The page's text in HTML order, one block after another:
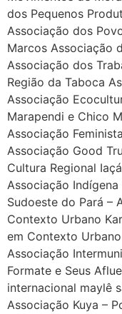
dos Pequenos
Associação dos
Marcos Associação
Associação dos
Região da Taboca
Associação
Marapendi e Chico
Associação
Associação Good
Cultura Regional
Associação Indígena
Sudoeste do Pará –
Contexto Urbano
em Contexto Urbano
Associação
Formate e Seus
internacional maylê
Associação Kuya –